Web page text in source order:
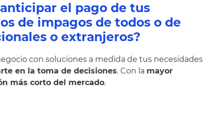
el pago de tus
de impagos de todos o de
o extranjeros?
con soluciones a medida de tus necesidades
en la toma de decisiones. Con la mayor
más corto del mercado.